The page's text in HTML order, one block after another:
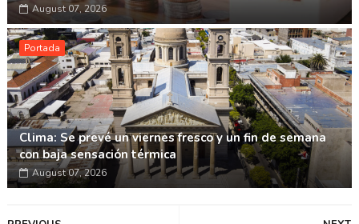
August 07, 2026
Portada
Clima: Se prevé un viernes fresco y un fin de semana
con baja sensación térmica
August 07, 2026